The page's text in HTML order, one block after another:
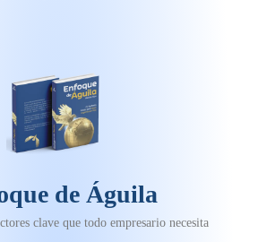
de Águila
clave que todo empresario necesita